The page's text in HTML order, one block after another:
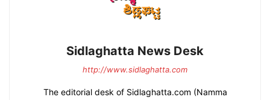
Sidlaghatta News Desk
http://www.sidlaghatta.com
The editorial desk of Sidlaghatta.com (Namma